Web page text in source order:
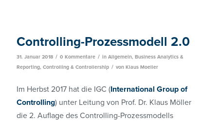
Controlling-Prozessmodell 2.0
31. Januar 2018 / 0 Kommentare / in Allgemein, Business Analytics &
Reporting, Controlling & Controllership / von Klaus Moeller
Im Herbst 2017 hat die IGC (International Group of
Controlling) unter Leitung von Prof. Dr. Klaus Möller
die 2. Auflage des Controlling-Prozessmodells